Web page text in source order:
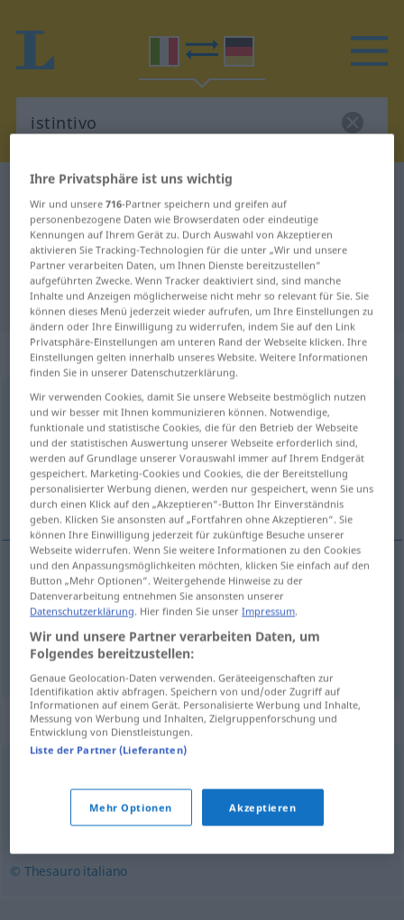
Italienisch-Deutsch Wörterbuch
Italienisch-Deutsch Übersetzung
für "istintivo"
"istintivo" Deutsch Übersetzung
„istintivo“: aggettivo
istintivo [istinˈtiːvo]adj
Übersicht aller Übersetzungen
(Für mehr Details die Übersetzung anklicken/antippen)
instinktiv triebhaft
instinktiv istintivo
triebhaft istintivo impulsivo
Synonyme für "istintivo"
impulsivo,irrazionale,passionale,viscerale
© Thesauro italiano
Ihre Privatsphäre ist uns wichtig
Wir und unsere716-Partner speichern und greifen auf
personenbezogene Daten wie Browserdaten oder eindeutige
Kennungen auf Ihrem Gerät zu. Durch Auswahl von Akzeptieren
aktivieren Sie Tracking-Technologien für die unter „Wir und unsere
Partner verarbeiten Daten, um Ihnen Dienste bereitzustellen“
aufgeführten Zwecke. Wenn Tracker deaktiviert sind, sind manche
Inhalte und Anzeigen möglicherweise nicht mehr so relevant für Sie. Sie
können dieses Menü jederzeit wieder aufrufen, um Ihre Einstellungen zu
ändern oder Ihre Einwilligung zu widerrufen, indem Sie auf den Link
Privatsphäre-Einstellungen am unteren Rand der Webseite klicken. Ihre
Einstellungen gelten innerhalb unseres Website. Weitere Informationen
finden Sie in unserer Datenschutzerklärung.
Wir verwenden Cookies, damit Sie unsere Webseite bestmöglich nutzen
und wir besser mit Ihnen kommunizieren können. Notwendige,
funktionale und statistische Cookies, die für den Betrieb der Webseite
und der statistischen Auswertung unserer Webseite erforderlich sind,
werden auf Grundlage unserer Vorauswahl immer auf Ihrem Endgerät
gespeichert. Marketing-Cookies und Cookies, die der Bereitstellung
personalisierter Werbung dienen, werden nur gespeichert, wenn Sie uns
durch einen Klick auf den „Akzeptieren“-Button Ihr Einverständnis
geben. Klicken Sie ansonsten auf „Fortfahren ohne Akzeptieren“. Sie
können Ihre Einwilligung jederzeit für zukünftige Besuche unserer
Webseite widerrufen. Wenn Sie weitere Informationen zu den Cookies
und den Anpassungsmöglichkeiten möchten, klicken Sie einfach auf den
Button „Mehr Optionen“. Weitergehende Hinweise zu der
Datenverarbeitung entnehmen Sie ansonsten unserer
Datenschutzerklärung. Hier finden Sie unserImpressum.
Wir und unsere Partner verarbeiten Daten, um
Folgendes bereitzustellen:
Genaue Geolocation-Daten verwenden. Geräteeigenschaften zur
Identifikation aktiv abfragen. Speichern von und/oder Zugriff auf
Informationen auf einem Gerät. Personalisierte Werbung und Inhalte,
Messung von Werbung und Inhalten, Zielgruppenforschung und
Entwicklung von Dienstleistungen.
Liste der Partner (Lieferanten)
Mehr Optionen Akzeptieren